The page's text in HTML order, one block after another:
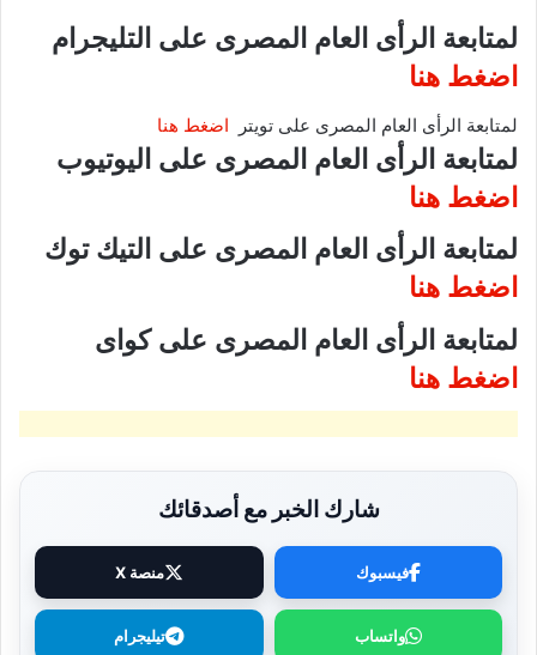
لمتابعة الرأى العام المصرى على التليجرام
اضغط هنا
لمتابعة الرأى العام المصرى على تويتر اضغط هنا
لمتابعة الرأى العام المصرى على اليوتيوب
اضغط هنا
لمتابعة الرأى العام المصرى على التيك توك
اضغط هنا
لمتابعة الرأى العام المصرى على كواى
اضغط هنا
شارك الخبر مع أصدقائك
فيسبوك منصة X
واتساب تيليجرام